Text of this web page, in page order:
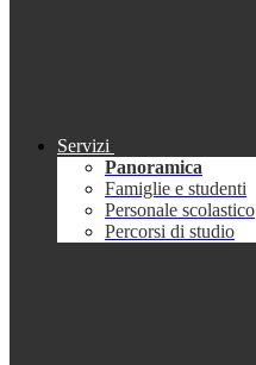
Servizi
Panoramica
Famiglie e studenti
Personale scolastico
Percorsi di studio